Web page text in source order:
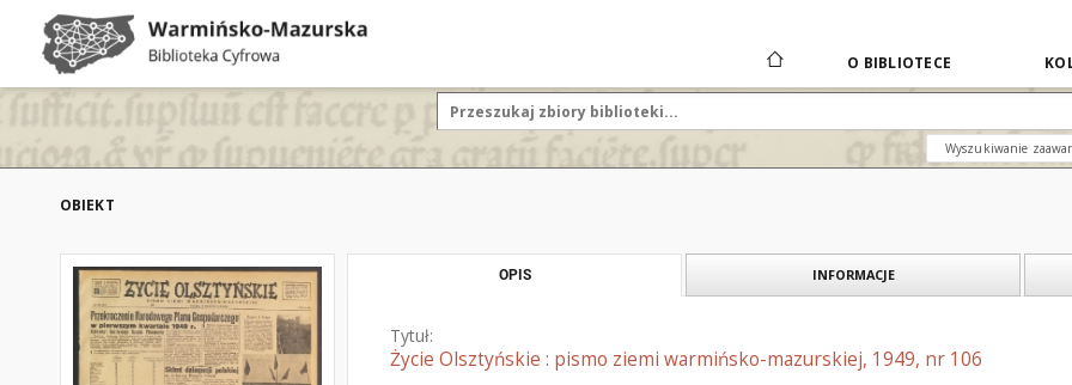
O BIBLIOTECE
Wyszukiwanie
OBIEKT
OPIS INFORMACJE
Tytuł:
Życie Olsztyńskie : pismo ziemi warmińsko-mazurskiej, 1949, nr 106